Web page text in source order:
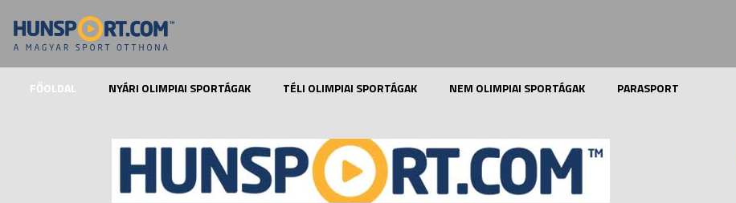
FŐOLDAL NYÁRI OLIMPIAI SPORTÁGAK TÉLI OLIMPIAI SPORTÁGAK NEM OLIMPIAI SPORTÁGAK PARASPORT